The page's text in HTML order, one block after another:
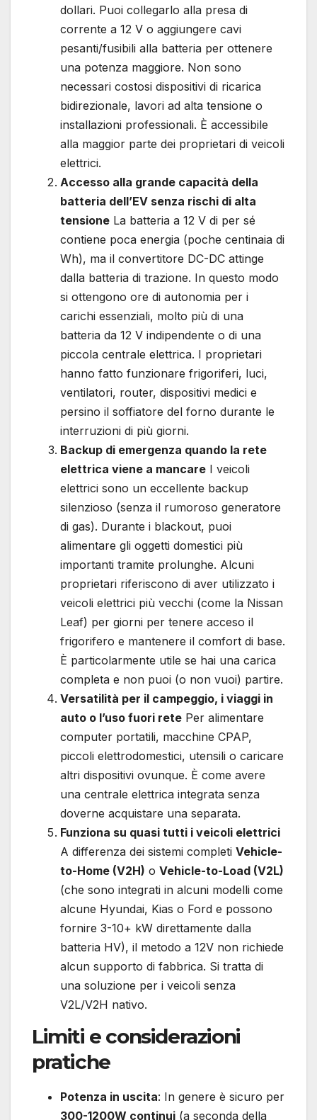
dollari. Puoi collegarlo alla presa di
corrente a 12 V o aggiungere cavi
pesanti/fusibili alla batteria per ottenere
una potenza maggiore. Non sono
necessari costosi dispositivi di ricarica
bidirezionale, lavori ad alta tensione o
installazioni professionali. È accessibile
alla maggior parte dei proprietari di veicoli
elettrici.
Accesso alla grande capacità della
batteria dell’EV senza rischi di alta
tensione La batteria a 12 V di per sé
contiene poca energia (poche centinaia di
Wh), ma il convertitore DC-DC attinge
dalla batteria di trazione. In questo modo
si ottengono ore di autonomia per i
carichi essenziali, molto più di una
batteria da 12 V indipendente o di una
piccola centrale elettrica. I proprietari
hanno fatto funzionare frigoriferi, luci,
ventilatori, router, dispositivi medici e
persino il soffiatore del forno durante le
interruzioni di più giorni.
Backup di emergenza quando la rete
elettrica viene a mancare I veicoli
elettrici sono un eccellente backup
silenzioso (senza il rumoroso generatore
di gas). Durante i blackout, puoi
alimentare gli oggetti domestici più
importanti tramite prolunghe. Alcuni
proprietari riferiscono di aver utilizzato i
veicoli elettrici più vecchi (come la Nissan
Leaf) per giorni per tenere acceso il
frigorifero e mantenere il comfort di base.
È particolarmente utile se hai una carica
completa e non puoi (o non vuoi) partire.
Versatilità per il campeggio, i viaggi in
auto o l’uso fuori rete Per alimentare
computer portatili, macchine CPAP,
piccoli elettrodomestici, utensili o caricare
altri dispositivi ovunque. È come avere
una centrale elettrica integrata senza
doverne acquistare una separata.
Funziona su quasi tutti i veicoli elettrici
A differenza dei sistemi completi Vehicle-
to-Home (V2H) o Vehicle-to-Load (V2L)
(che sono integrati in alcuni modelli come
alcune Hyundai, Kias o Ford e possono
fornire 3-10+ kW direttamente dalla
batteria HV), il metodo a 12V non richiede
alcun supporto di fabbrica. Si tratta di
una soluzione per i veicoli senza
V2L/V2H nativo.
Limiti e considerazioni
pratiche
Potenza in uscita: In genere è sicuro per
300-1200W continui (a seconda della